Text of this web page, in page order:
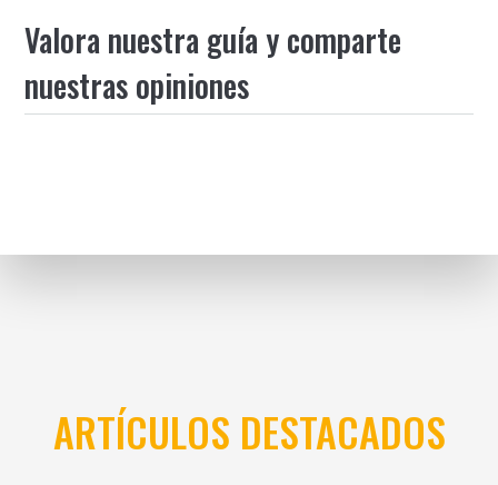
Valora nuestra guía y comparte
nuestras opiniones
ARTÍCULOS DESTACADOS